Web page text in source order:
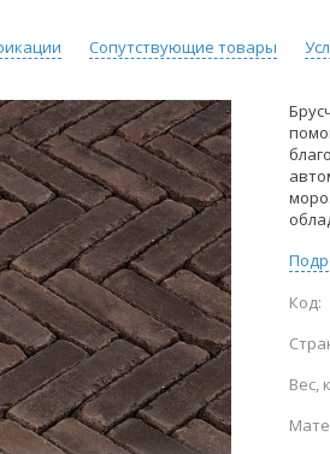
Сопутствующие товары
Код:
Вес,